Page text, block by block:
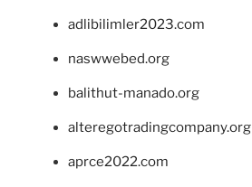
adlibilimler2023.com
naswwebed.org
balithut-manado.org
alteregotradingcompany.org
aprce2022.com